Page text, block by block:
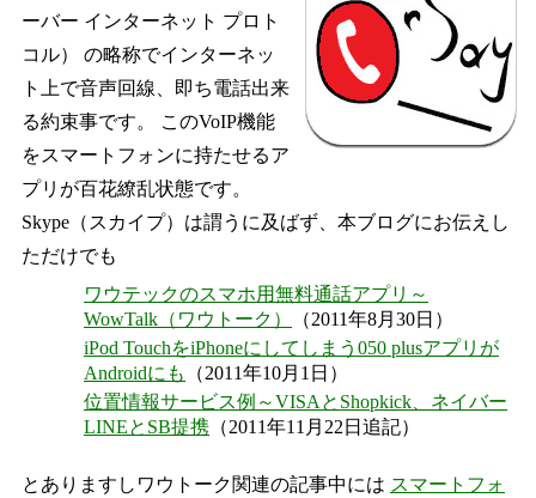
ーバー インターネット プロト
コル） の略称でインターネッ
ト上で音声回線、即ち電話出来
る約束事です。 このVoIP機能
をスマートフォンに持たせるア
プリが百花繚乱状態です。
Skype（スカイプ）は謂うに及ばず、本ブログにお伝えし
ただけでも
ワウテックのスマホ用無料通話アプリ～
WowTalk（ワウトーク）
（2011年8月30日）
iPod TouchをiPhoneにしてしまう050 plusアプリが
Androidにも
（2011年10月1日）
位置情報サービス例～VISAとShopkick、ネイバー
LINEとSB提携 （2011年11月22日追記）
とありますしワウトーク関連の記事中には スマートフォ